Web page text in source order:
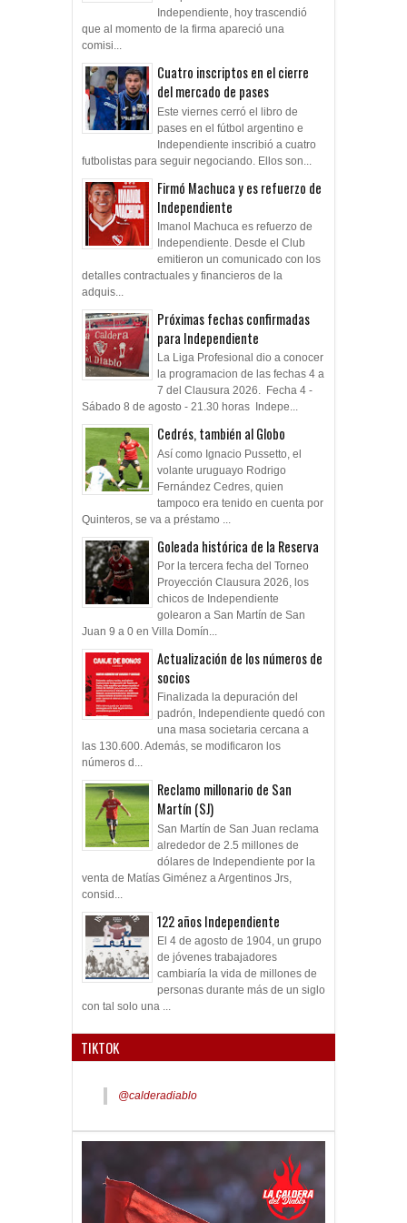
Independiente, hoy trascendió
que al momento de la firma apareció una
comisi...
Cuatro inscriptos en el cierre
del mercado de pases
Este viernes cerró el libro de
pases en el fútbol argentino e
Independiente inscribió a cuatro
futbolistas para seguir negociando. Ellos son...
Firmó Machuca y es refuerzo de
Independiente
Imanol Machuca es refuerzo de
Independiente. Desde el Club
emitieron un comunicado con los
detalles contractuales y financieros de la
adquis...
Próximas fechas confirmadas
para Independiente
La Liga Profesional dio a conocer
la programacion de las fechas 4 a
7 del Clausura 2026. Fecha 4 -
Sábado 8 de agosto - 21.30 horas Indepe...
Cedrés, también al Globo
Así como Ignacio Pussetto, el
volante uruguayo Rodrigo
Fernández Cedres, quien
tampoco era tenido en cuenta por
Quinteros, se va a préstamo ...
Goleada histórica de la Reserva
Por la tercera fecha del Torneo
Proyección Clausura 2026, los
chicos de Independiente
golearon a San Martín de San
Juan 9 a 0 en Villa Domín...
Actualización de los números de
socios
Finalizada la depuración del
padrón, Independiente quedó con
una masa societaria cercana a
las 130.600. Además, se modificaron los
números d...
Reclamo millonario de San
Martín (SJ)
San Martín de San Juan reclama
alrededor de 2.5 millones de
dólares de Independiente por la
venta de Matías Giménez a Argentinos Jrs,
consid...
122 años Independiente
El 4 de agosto de 1904, un grupo
de jóvenes trabajadores
cambiaría la vida de millones de
personas durante más de un siglo
con tal solo una ...
TIKTOK
@calderadiablo